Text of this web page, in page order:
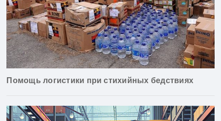
Помощь логистики при стихийных бедствиях